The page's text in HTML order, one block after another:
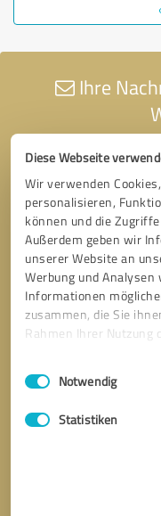
Diese Webseite
Wir verwenden
personalisieren,
können und die
Außerdem geben wir
unserer Website an
Werbung und
Informationen
zusammen, die Sie
Rahmen Ihrer Nutzung
Impressum
Einwilligungsauswahl
Notwendig
Statistiken
Ihre